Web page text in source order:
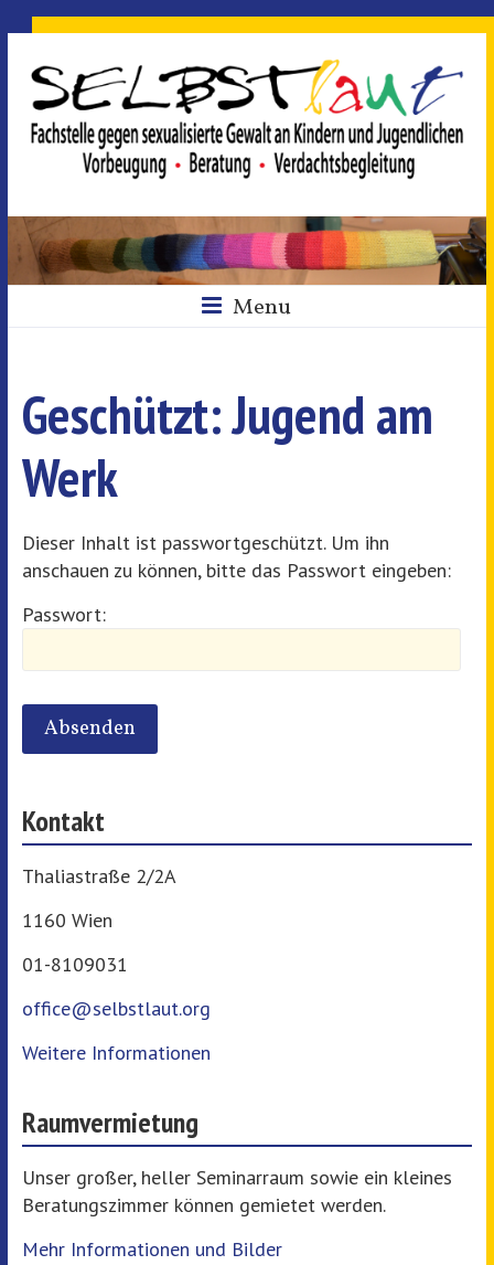
Menu
Geschützt: Jugend am
Werk
Dieser Inhalt ist passwortgeschützt. Um ihn
anschauen zu können, bitte das Passwort eingeben:
Passwort:
Kontakt
Thaliastraße 2/2A
1160 Wien
01-8109031
office@selbstlaut.org
Weitere Informationen
Raumvermietung
Unser großer, heller Seminarraum sowie ein kleines
Beratungszimmer können gemietet werden.
Mehr Informationen und Bilder